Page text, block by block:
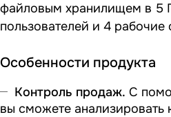
файловым хранилищем в 5
пользователей и 4 рабочие
Особенности продукта
Контроль продаж. С
вы сможете анализировать